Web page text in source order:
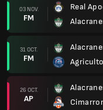
03 NOV.
FM
Real
31 OCT.
FM
26 OCT.
AP